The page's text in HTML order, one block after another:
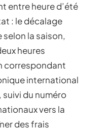
entre heure d’été
: le décalage
selon la saison,
heures
correspondant
international
du numéro
vers la
des frais